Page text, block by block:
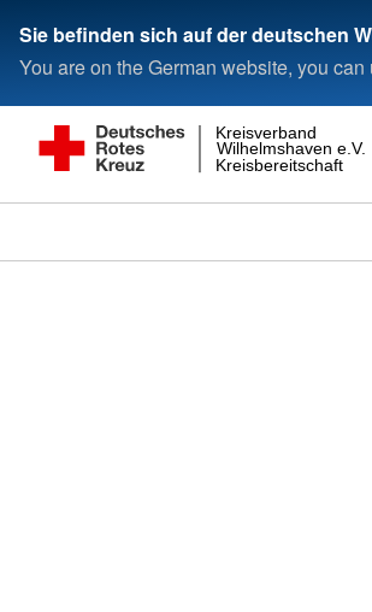
Sie befinden sich auf der deutschen
You are on the German website, you
Kreisbereitschaft
Wilhelmshaven e.V.
Kreisverband